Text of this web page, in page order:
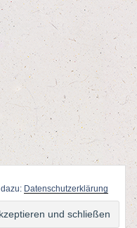
Taunusstein
www.fotodesign-wolf.de
Datenschutzerklärung